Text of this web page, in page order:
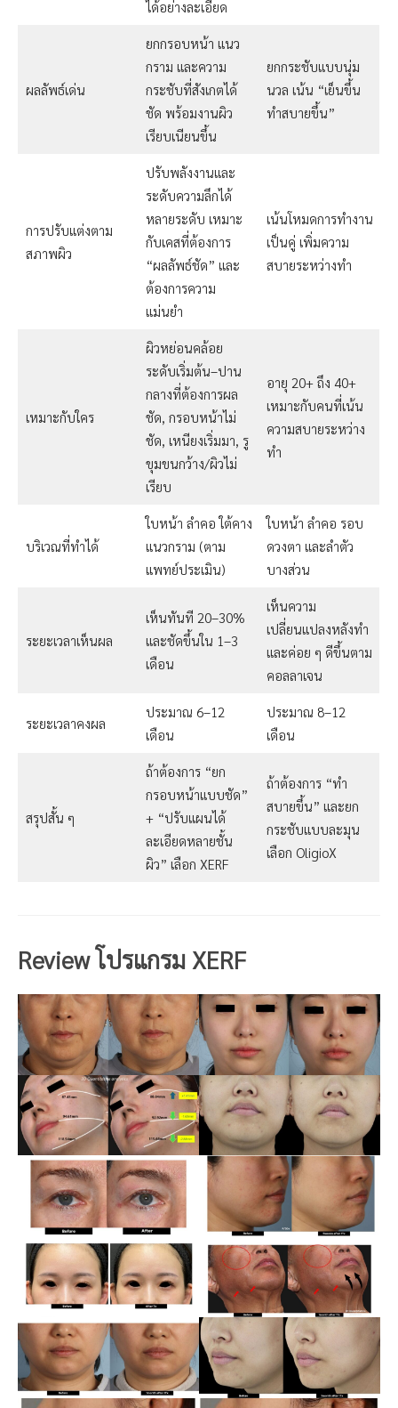
ได้อย่างละเอียด
ผลลัพธ์เด่น
ยกกรอบหน้า แนว
กราม และความ
กระชับที่สังเกตได้
ชัด พร้อมงานผิว
เรียบเนียนขึ้น
ยกกระชับแบบนุ่ม
นวล เน้น “เย็นขึ้น
ทำสบายขึ้น”
การปรับแต่งตาม
สภาพผิว
ปรับพลังงานและ
ระดับความลึกได้
หลายระดับ เหมาะ
กับเคสที่ต้องการ
“ผลลัพธ์ชัด” และ
ต้องการความ
แม่นยำ
เน้นโหมดการทำงาน
เป็นคู่ เพิ่มความ
สบายระหว่างทำ
เหมาะกับใคร
ผิวหย่อนคล้อย
ระดับเริ่มต้น–ปาน
กลางที่ต้องการผล
ชัด, กรอบหน้าไม่
ชัด, เหนียงเริ่มมา, รู
ขุมขนกว้าง/ผิวไม่
เรียบ
อายุ 20+ ถึง 40+
เหมาะกับคนที่เน้น
ความสบายระหว่าง
ทำ
บริเวณที่ทำได้
ใบหน้า ลำคอ ใต้คาง
แนวกราม (ตาม
แพทย์ประเมิน)
ใบหน้า ลำคอ รอบ
ดวงตา และลำตัว
บางส่วน
ระยะเวลาเห็นผล
เห็นทันที 20–30%
และชัดขึ้นใน 1–3
เดือน
เห็นความ
เปลี่ยนแปลงหลังทำ
และค่อย ๆ ดีขึ้นตาม
คอลลาเจน
ระยะเวลาคงผล
ประมาณ 6–12
เดือน
ประมาณ 8–12
เดือน
สรุปสั้น ๆ
ถ้าต้องการ “ยก
กรอบหน้าแบบชัด”
+ “ปรับแผนได้
ละเอียดหลายชั้น
ผิว” เลือก XERF
ถ้าต้องการ “ทำ
สบายขึ้น” และยก
กระชับแบบละมุน
เลือก OligioX
Review โปรแกรม XERF